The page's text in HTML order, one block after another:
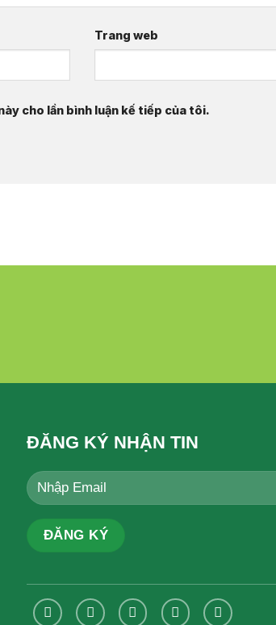
Trang web
cho lần bình luận kế tiếp của tôi.
ĐĂNG KÝ NHẬN TIN